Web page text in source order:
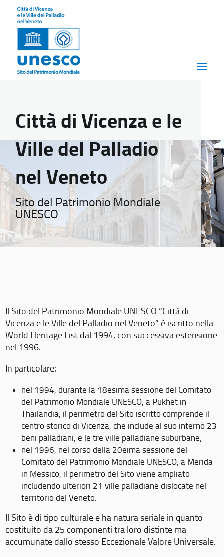
Città di Vicenza e le
Ville del Palladio
nel Veneto
Sito del Patrimonio Mondiale
UNESCO
Il Sito del Patrimonio Mondiale UNESCO “Città di
Vicenza e le Ville del Palladio nel Veneto” è iscritto nella
World Heritage List dal 1994, con successiva estensione
nel 1996.
In particolare:
nel 1994, durante la 18esima sessione del Comitato
del Patrimonio Mondiale UNESCO, a Pukhet in
Thailandia, il perimetro del Sito iscritto comprende il
centro storico di Vicenza, che include al suo interno 23
beni palladiani, e le tre ville palladiane suburbane;
nel 1996, nel corso della 20eima sessione del
Comitato del Patrimonio Mondiale UNESCO, a Merida
in Messico, il perimetro del Sito viene ampliato
includendo ulteriori 21 ville palladiane dislocate nel
territorio del Veneto.
Il Sito è di tipo culturale e ha natura seriale in quanto
costituito da 25 componenti tra loro distinte ma
accumunate dallo stesso Eccezionale Valore Universale.